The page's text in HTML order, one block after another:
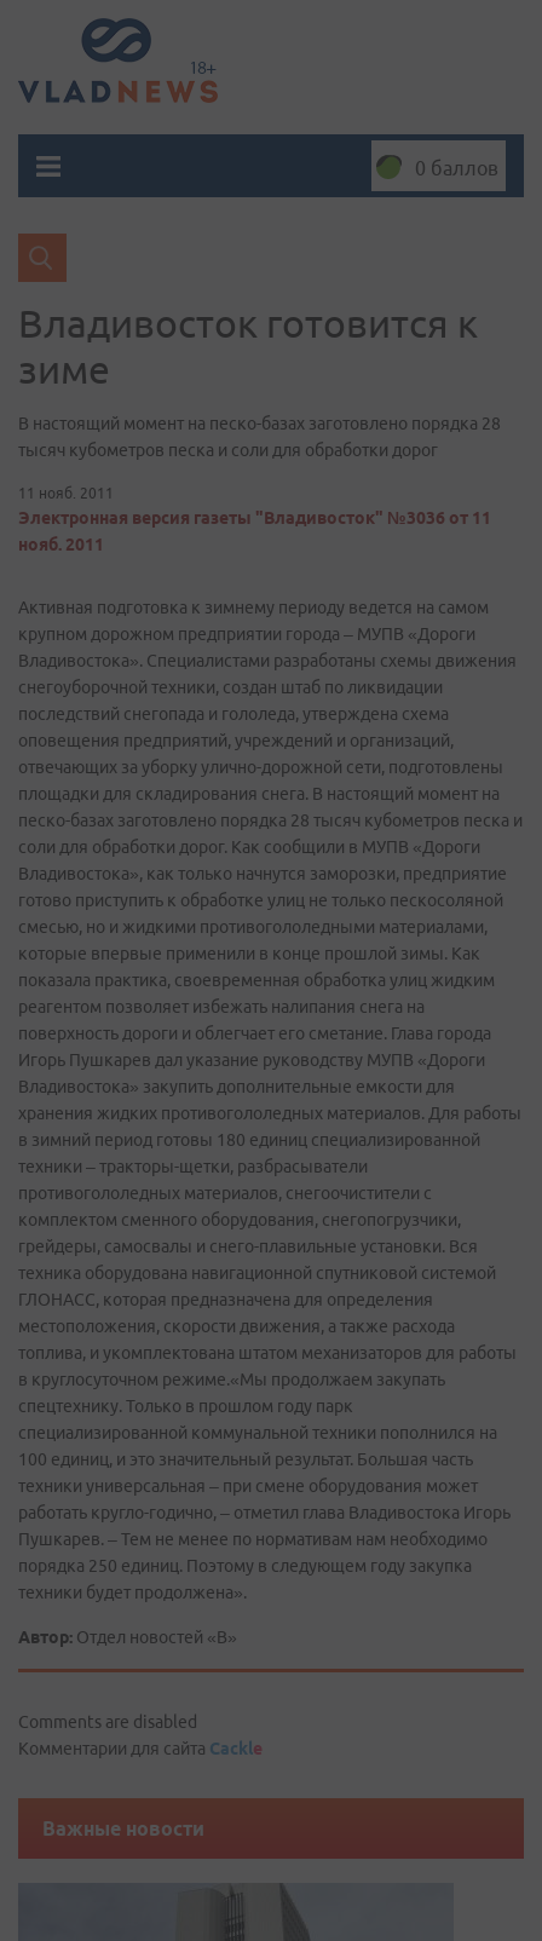
0 баллов
Владивосток готовится к
зиме
В настоящий момент на песко-базах заготовлено порядка 28
тысяч кубометров песка и соли для обработки дорог
11 нояб. 2011
Электронная версия газеты "Владивосток" №3036 от 11
нояб. 2011
Активная подготовка к зимнему периоду ведется на самом
крупном дорожном предприятии города – МУПВ «Дороги
Владивостока». Специалистами разработаны схемы движения
снегоуборочной техники, создан штаб по ликвидации
последствий снегопада и гололеда, утверждена схема
оповещения предприятий, учреждений и организаций,
отвечающих за уборку улично-дорожной сети, подготовлены
площадки для складирования снега. В настоящий момент на
песко-базах заготовлено порядка 28 тысяч кубометров песка и
соли для обработки дорог. Как сообщили в МУПВ «Дороги
Владивостока», как только начнутся заморозки, предприятие
готово приступить к обработке улиц не только песко­соляной
смесью, но и жидкими противогололедными материалами,
которые впервые применили в конце прошлой зимы. Как
показала практика, своевременная обработка улиц жидким
реагентом позволяет избежать налипания снега на
поверхность дороги и облегчает его сметание. Глава города
Игорь Пушкарев дал указание руководству МУПВ «Дороги
Владивостока» закупить дополнительные емкости для
хранения жидких противогололедных материалов. Для работы
в зимний период готовы 180 единиц специализированной
техники – тракторы-щетки, разбрасыватели
противогололедных материалов, снегоочистители с
комплектом сменного оборудования, снегопогрузчики,
грейдеры, самосвалы и снего-плавильные установки. Вся
техника оборудована навигационной спутниковой системой
ГЛОНАСС, которая предназначена для определения
местоположения, скорости движения, а также расхода
топлива, и укомплектована штатом механизаторов для работы
в круглосуточном режиме.«Мы продолжаем закупать
спецтехнику. Только в прошлом году парк
специализированной коммунальной техники пополнился на
100 единиц, и это значительный результат. Большая часть
техники универсальная – при смене оборудования может
работать кругло-годично, – отметил глава Владивостока Игорь
Пушкарев. – Тем не менее по нормативам нам необходимо
порядка 250 единиц. Поэтому в следующем году закупка
техники будет продолжена».
Автор: Отдел новостей «В»
Comments are disabled
Комментарии для сайта Cackle
Важные новости